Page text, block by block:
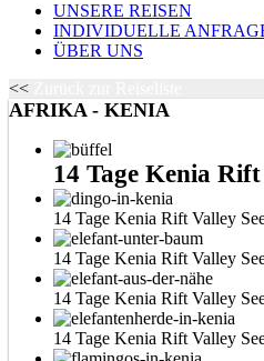
UNSERE REISEN
INDIVIDUELLE
ÜBER UNS
<<
AFRIKA - KENIA
14 Tage Kenia Rift
14 Tage Kenia Rift Valley
14 Tage Kenia Rift Valley
14 Tage Kenia Rift Valley
14 Tage Kenia Rift Valley